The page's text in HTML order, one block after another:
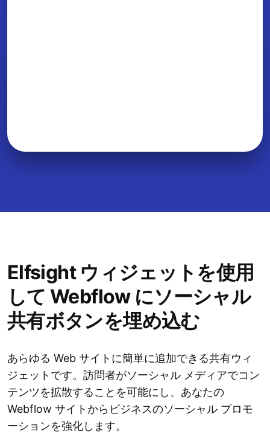
Elfsight ウィジェットを使用
して Webflow にソーシャル
共有ボタンを埋め込む
あらゆる Web サイトに簡単に追加できる共有ウィ
ジェットです。訪問者がソーシャル メディアでコン
テンツを拡散することを可能にし、あなたの
Webflow サイトからビジネスのソーシャル プロモ
ーションを強化します。